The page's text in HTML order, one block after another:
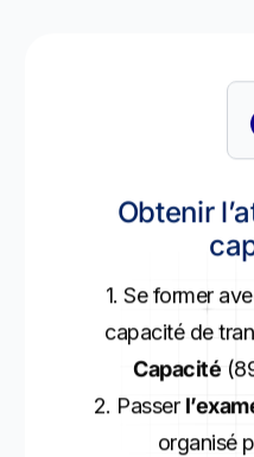
Obtenir
1. Se former
capacité de
Capacité
2. Passer
organisé